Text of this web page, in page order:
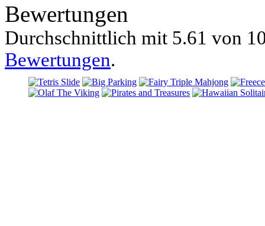
Bewertungen
Durchschnittlich mit 5.61 von
Bewertungen.